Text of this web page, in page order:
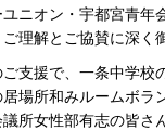
ニオン・宇都宮青年
理解とご協賛に深く
支援で、一条中学校
場所和みルームボラ
所女性部有志の皆さ